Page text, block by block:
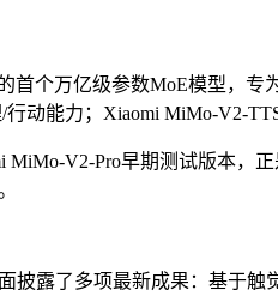
首个万亿级参数MoE模型，
动能力；Xiaomi MiMo-V2-
MiMo-V2-Pro早期测试版本，
披露了多项最新成果：基于